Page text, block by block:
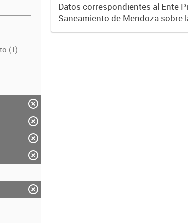
(1)
Datos correspondientes al Ente
Saneamiento de Mendoza sobre
diversos operadores que tienen